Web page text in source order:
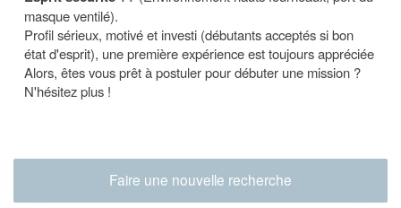
masque ventilé).
Profil sérieux, motivé et investi (débutants acceptés si bon
état d'esprit), une première expérience est toujours appréciée
Alors, êtes vous prêt à postuler pour débuter une mission ?
N'hésitez plus !
Faire une nouvelle recherche